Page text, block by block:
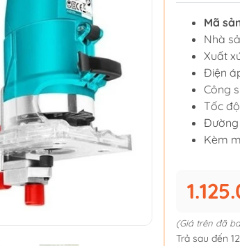
Mã
Nhà
Xuất
Điện
Công
Tốc
Đường
Kèm
(Giá trên đã
Trả sau đến